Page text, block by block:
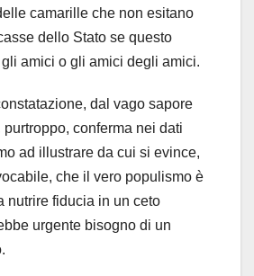
camarille che non esitano
dello Stato se questo
amici o gli amici degli amici.
dal vago sapore
purtroppo, conferma nei dati
ad illustrare da cui si evince,
che il vero populismo è
nutrire fiducia in un ceto
urgente bisogno di un